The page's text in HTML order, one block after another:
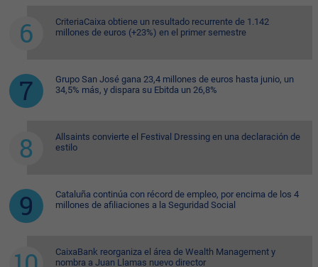
CriteriaCaixa obtiene un resultado recurrente de 1.142
millones de euros (+23%) en el primer semestre
Grupo San José gana 23,4 millones de euros hasta junio, un
34,5% más, y dispara su Ebitda un 26,8%
Allsaints convierte el Festival Dressing en una declaración de
estilo
Cataluña continúa con récord de empleo, por encima de los 4
millones de afiliaciones a la Seguridad Social
CaixaBank reorganiza el área de Wealth Management y
nombra a Juan Llamas nuevo director